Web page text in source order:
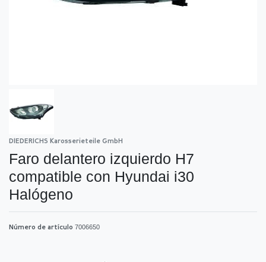
DIEDERICHS Karosserieteile GmbH
Faro delantero izquierdo H7
compatible con Hyundai i30
Halógeno
Número de artículo 7006650